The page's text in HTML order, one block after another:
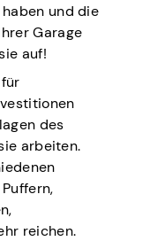
und die
Garage
auf!
des
arbeiten.
reichen.